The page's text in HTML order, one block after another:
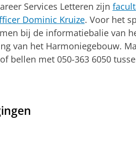
Services Letteren zijn
Dominic Kruize. Voor het
bij de informatiebalie van
van het Harmoniegebouw.
of bellen met 050-363 6050